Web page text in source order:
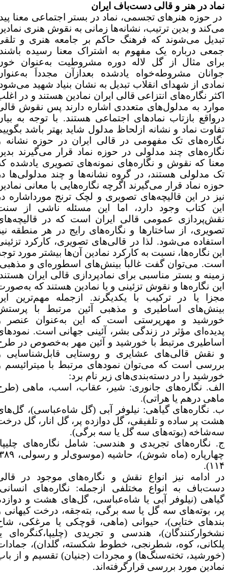
در هنر و قالی دست‌باف ایران
حوزه هنرهای تجسمی، نماد در بستر اجتماعی معنا پیدا
و بدین ترتیب، نشانه‌ها زمانی به نقوش هنری نمادین
می‌شوند که فرهنگ حاکم بر جامعه هنری و تلقی
درباره یک مفهوم به اشتراک معنا رسیده باشند.
مثال از گل لاله دوره مشروطیت به‌عنوان خون
مشروطه‌خواه یادشده بعدازآن مجدداَ به‌عنوان
از شهدای انقلاب تبدیل به نشان بنیاد شهید می‌شود.
نگاره‌های انتزاعی قالی ایران نمادین هستند و در اغلب
به مدلول‌های متعددی اشاره دارند پس نقوش قالی
بازتاب نمادهای اجتماعی هستند. با توجه به بیان
نماد و نشانه ازلحاظ مدلول شاید بهتر باشد بگوییم
تک مفهومی در قالی ایران در حوزه نشانه و
چند مدلولی در حوزه نماد قرار می‌گیرند بدین
که نقوش و نگاره‌های نمونه‌های تصویری یادشده که
مدلولی هستند، در گروه نشانه‌ها و چند مدلولی‌ها در
نماد قرار می‌گیرند اگرچه نگاره‌هایی با معانی نمادین
در این قالیچه‌های تصویری و لچک ترنج مورداشاره در
کتاب وجود دارد، اما این مسئله ناشی از سنت
عمومی قالی ایران است که در قالیچه‌های
از ساختارها و نگاره‌های رایج در هر منطقه نیز
می‌شود. لذا در قالی‌های تصویری، کارکرد تزئینی
نگاره‌ها، نسبت به کارکرد نمادین آن‌ها بیشتر مورد توجه
می‌توان گفت غالباَ بینش‌های اسطوره‌ای و مذهبی،
و بستر مناسبی برای نمادپردازی قالی ایران هستند.
نگاره‌ها و نقوش تزئینی و یا نمادین هستند که به‌صورت
یا در ترکیب با یکدیگرند. ازجمله مهم‌ترین این
اساطیری و مذهبی آئین مرتبط با پرستش
و مهرپرستی است که این به‌عنوان عنصر و
مؤثر در زندگی بشر، آئینی جهانی است. نمودهای
مرتبط با خورشید و آئین مهر به‌خصوص در طرح
نقش قالی‌های عشایری و روستایی قابل‌شناسایی و
است که می‌توان نمودهای مرتبط با میترائیسم و
را در دسته‌بندی‌های زیر نام برد:
نگاره‌های جانوری: شیر، عقاب، اسب، ماهی (طرح
درهم یا هراتی).
نگاره‌های گیاهی: نیلوفر آبی (گل شاه‌عباسی)، گل‌های
پر ساده و تلفیقی، گل دوازده پر، گل انار، گل درخت
(بوته‌های سه گل یا سه برگی).
نگاره‌های تجریدی و هندسی: شامل نگاره‌های چلیپا،
چهارپاره (ماه شوش)، حاشیه (موسوی‌لر و رسولی، ۳۸۹:
ادامه نیز انواع نقش و نگاره‌های موجود در قالی
به انواع مختلفی ازجمله: نگاره‌های انسانی،
(نیلوفر آبی یا شاه‌عباسی، گل‌های هشت و دوازده
بوته‌های سه گل یا سه برگی، بته‌جقه، درخت کیهانی و
ختایی)، حیوانی (ماهی، قوچکی یا مرغکی، شاخ
هندسی و تجریدی (چلیپا،کنگره‌ای یا
کوه، شطرنجی، خطوط شکسته، گلدان)، جمادات
تخته‌سنگ‌ها) و مجردات (جنیان) تقسیم و از باب
مورد بررسی قرارگرفته‌اند.